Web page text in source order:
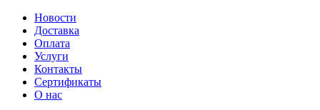
Новости
Доставка
Оплата
Услуги
Контакты
Cертификаты
О нас